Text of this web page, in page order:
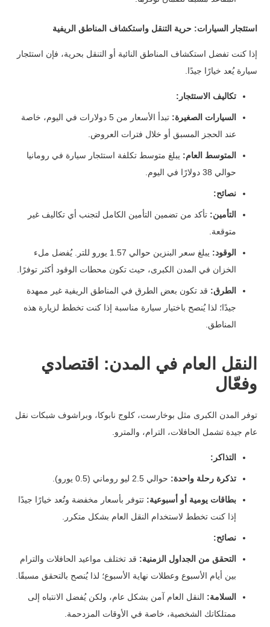
استئجار السيارات: حرية التنقل واستكشاف المناطق الريفية
إذا كنت تفضل استكشاف المناطق النائية أو التنقل بحرية، فإن استئجار
سيارة يُعد خيارًا جيدًا.
تكاليف الاستئجار:
السيارات الصغيرة:
تبدأ الأسعار من 5 دولارات في اليوم، خاصة
عند الحجز المسبق أو خلال فترات العروض.
المتوسط العام: يبلغ متوسط تكلفة استئجار سيارة في رومانيا
حوالي 38 دولارًا في اليوم.
نصائح:
التأمين: تأكد من تضمين التأمين الكامل لتجنب أي تكاليف غير
متوقعة.
الوقود:
يبلغ سعر البنزين حوالي 1.57 يورو للتر. يُفضل ملء
الخزان في المدن الكبرى، حيث تكون محطات الوقود أكثر توفرًا.
الطرق: قد تكون بعض الطرق في المناطق الريفية غير ممهدة
جيدًا؛ لذا يُنصح باختيار سيارة مناسبة إذا كنت تخطط لزيارة هذه
المناطق.
النقل العام في المدن: اقتصادي
وفعّال
توفر المدن الكبرى مثل بوخارست، كلوج نابوكا، وبراشوف شبكات نقل
عام جيدة تشمل الحافلات، الترام، والمترو.
التذاكر:
تذكرة رحلة واحدة: حوالي 2.5 ليو روماني (0.5 يورو).
بطاقات يومية أو أسبوعية: تتوفر بأسعار مخفضة وتُعد خيارًا جيدًا
إذا كنت تخطط لاستخدام النقل العام بشكل متكرر.
نصائح:
التحقق من الجداول الزمنية: قد تختلف مواعيد الحافلات والترام
بين أيام الأسبوع وعطلات نهاية الأسبوع؛ لذا يُنصح بالتحقق مسبقًا.
السلامة: النقل العام آمن بشكل عام، ولكن يُفضل الانتباه إلى
ممتلكاتك الشخصية، خاصة في الأوقات المزدحمة.